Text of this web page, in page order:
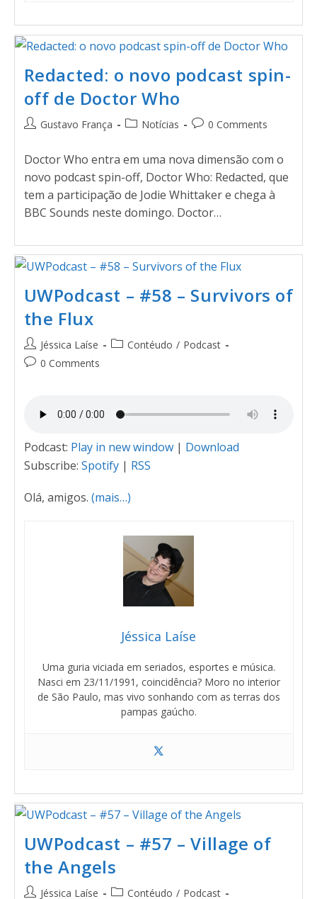
Redacted: o novo podcast spin-
off de Doctor Who
Gustavo França Notícias 0 Comments
Doctor Who entra em uma nova dimensão com o
novo podcast spin-off, Doctor Who: Redacted, que
tem a participação de Jodie Whittaker e chega à
BBC Sounds neste domingo. Doctor…
UWPodcast – #58 – Survivors of
the Flux
Jéssica Laíse Contéudo / Podcast
0 Comments
Podcast: Play in new window| Download
Subscribe: Spotify| RSS
Olá, amigos. (mais…)
Jéssica Laíse
Uma guria viciada em seriados, esportes e música.
Nasci em 23/11/1991, coincidência? Moro no interior
de São Paulo, mas vivo sonhando com as terras dos
pampas gaúcho.
UWPodcast – #57 – Village of
the Angels
Jéssica Laíse Contéudo / Podcast